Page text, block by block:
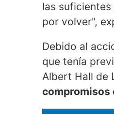
las
por volver",
Debido al
que tenía
Albert Hall de
compromisos